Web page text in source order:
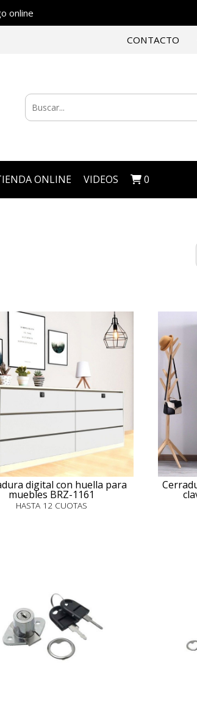
online
CONTACTO
ONLINE VIDEOS 0
digital con huella para
muebles BRZ-1161
HASTA 12 CUOTAS